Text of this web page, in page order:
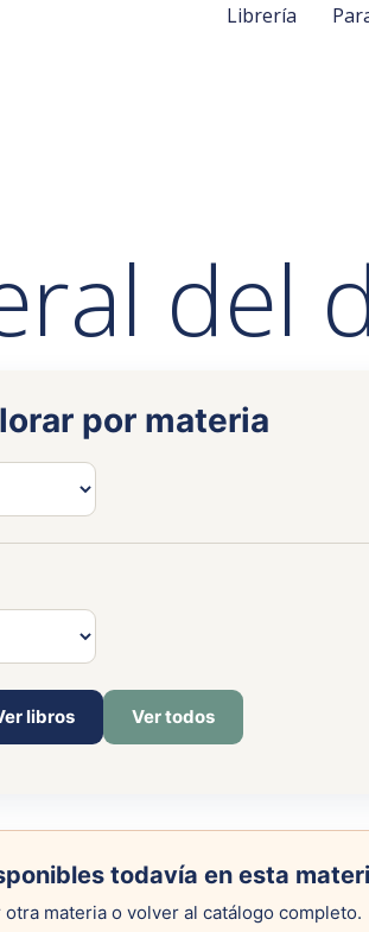
Librería
del
por materia
libros Ver todos
todavía en esta
materia o volver al catálogo completo.